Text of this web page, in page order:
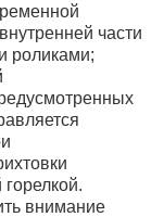
части
роликами;
внимание